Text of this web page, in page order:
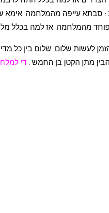
סבתא עייפה מהמלחמה. אימא
מהמלחמה. אז למה בכלל
לעשות שלום. שלום בין כל
מתן הקטן בן החמש . די